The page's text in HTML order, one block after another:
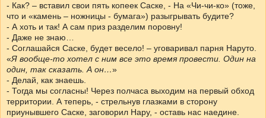
- Как? – вставил свои пять копеек Саске, - На «Чи-чи-ко» (тоже,
что и «камень – ножницы - бумага») разыгрывать будите?
- А хоть и так! А сам приз разделим поровну!
- Даже не знаю…
- Соглашайся Саске, будет весело! – уговаривал парня Наруто.
«Я вообще-то хотел с ним все это время провести. Один на
один, так сказать. А он…»
- Делай, как знаешь.
- Тогда мы согласны! Через полчаса выходим на первый обход
территории. А теперь, - стрельнув глазками в сторону
приунывшего Саске, заговорил Нару, - оставь нас наедине.